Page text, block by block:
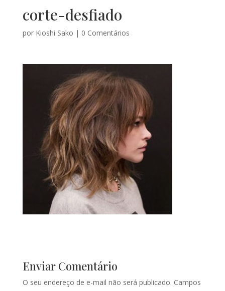
corte-desfiado
por Kioshi Sako | 0 Comentários
Enviar Comentário
O seu endereço de e-mail não será publicado. Campos